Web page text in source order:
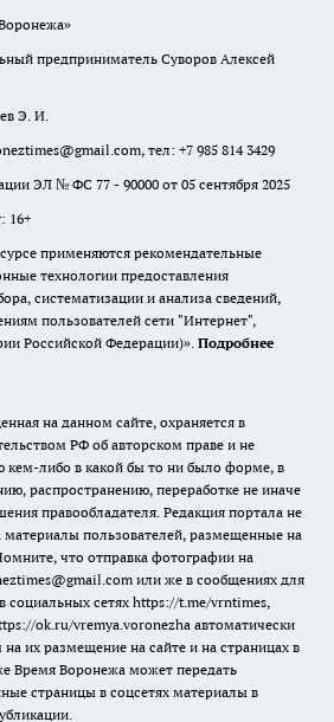
предприниматель Суворов Алексей
Э. И.
тел: +7 985 814 3429
ЭЛ № ФС 77 - 90000 от 05 сентября 2025
16+
применяются рекомендательные
технологии предоставления
систематизации и анализа сведений,
пользователей сети "Интернет",
Российской Федерации)». Подробнее
на данном сайте, охраняется в
РФ об авторском праве и не
кем-либо в какой бы то ни было форме, в
распространению, переработке не иначе
правообладателя. Редакция портала не
материалы пользователей, размещенные на
что отправка фотографии на
или же в сообщениях для
социальных сетях https://t.me/vrntimes,
ok.ru/vremya.voronezha автоматически
на их размещение на сайте и на страницах в
Время Воронежа может передать
страницы в соцсетях материалы в